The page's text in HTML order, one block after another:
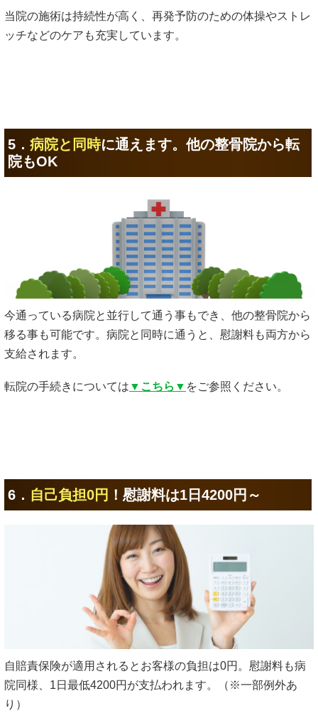
当院の施術は持続性が高く、再発予防のための体操やストレ
ッチなどのケアも充実しています。
5． 病院と同時に通えます。他の整骨院から転
院もOK
今通っている病院と並行して通う事もでき、他の整骨院から
移る事も可能です。病院と同時に通うと、慰謝料も両方から
支給されます。
転院の手続きについては ▼こちら▼ をご参照ください。
6． 自己負担0円 ！慰謝料は1日4200円～
自賠責保険が適用されるとお客様の負担は0円。慰謝料も病
院同様、1日最低4200円が支払われます。（※一部例外あ
り）